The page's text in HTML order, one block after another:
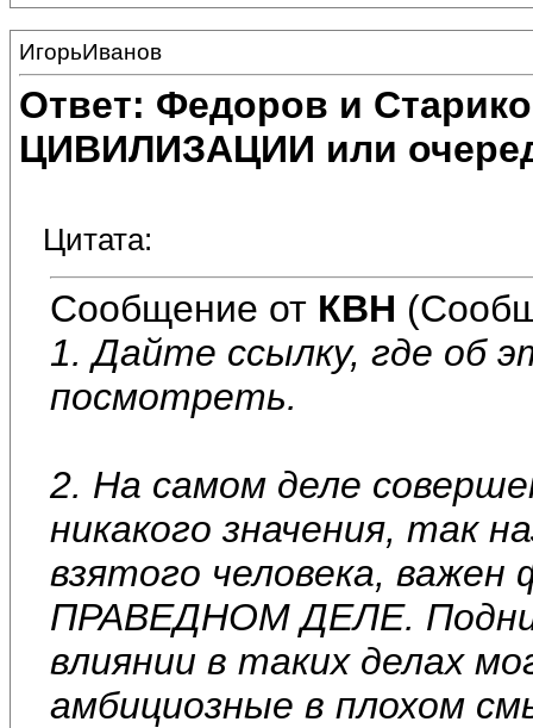
ИгорьИванов
Ответ: Федоров и
ЦИВИЛИЗАЦИИ или
Цитата:
Сообщение от КВН
1. Дайте ссылку, где об
посмотреть.
2. На самом деле
никакого значения, так
взятого человека,
ПРАВЕДНОМ ДЕЛЕ.
влиянии в таких делах
амбициозные в плохом